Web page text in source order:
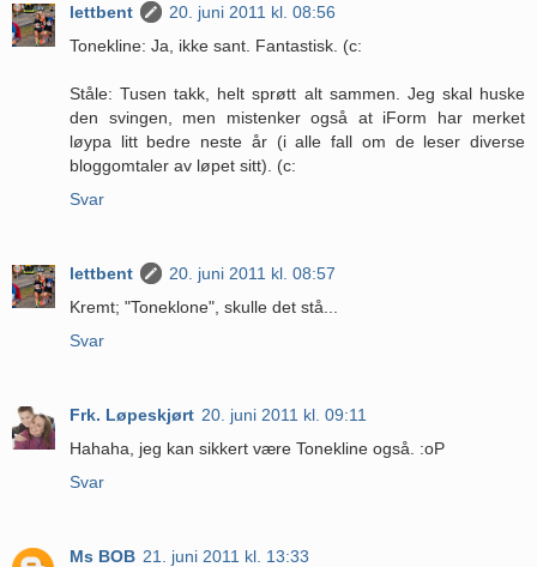
lettbent
20. juni 2011 kl. 08:56
Tonekline: Ja, ikke sant. Fantastisk. (c:
Ståle: Tusen takk, helt sprøtt alt sammen. Jeg skal huske
den svingen, men mistenker også at iForm har merket
løypa litt bedre neste år (i alle fall om de leser diverse
bloggomtaler av løpet sitt). (c:
Svar
lettbent
20. juni 2011 kl. 08:57
Kremt; "Toneklone", skulle det stå...
Svar
Frk. Løpeskjørt 20. juni 2011 kl. 09:11
Hahaha, jeg kan sikkert være Tonekline også. :oP
Svar
Ms BOB 21. juni 2011 kl. 13:33